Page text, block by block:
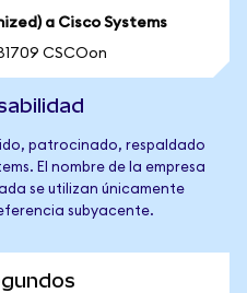
a Cisco Systems
CSCOon
patrocinado, respaldado
El nombre de la empresa
se utilizan únicamente
subyacente.